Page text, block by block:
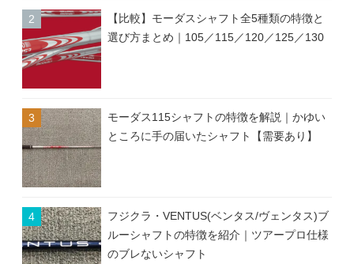
【比較】モーダスシャフト全5種類の特徴と
選び方まとめ｜105／115／120／125／130
モーダス115シャフトの特徴を解説｜かゆい
ところに手の届いたシャフト【需要あり】
フジクラ・VENTUS(ベンタス/ヴェンタス)ブ
ルーシャフトの特徴を紹介｜ツアープロ仕様
のブレないシャフト